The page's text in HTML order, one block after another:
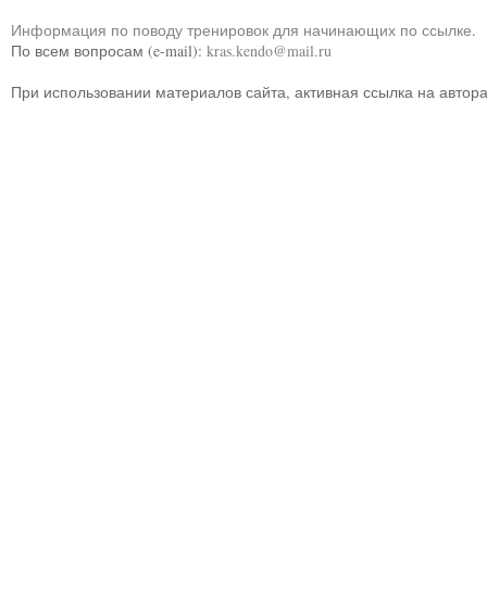
Информация по поводу тренировок для начинающих по ссылке.
По всем вопросам (e-mail): kras.kendo@mail.ru
При использовании материалов сайта, активная ссылка на